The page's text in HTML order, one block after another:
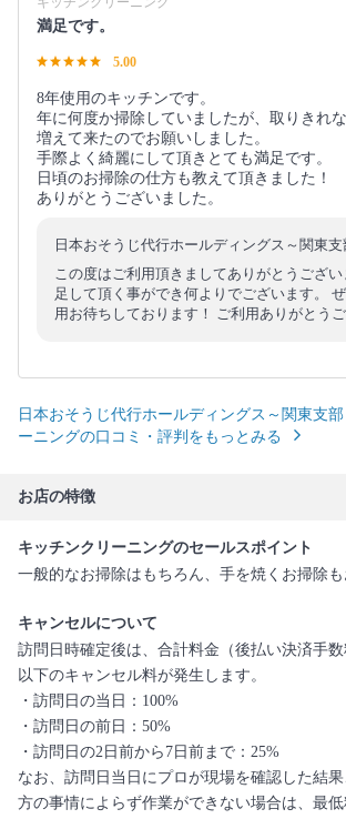
満足です。
5.00
8年使用のキッチンです。
年に何度か掃除していましたが、取りきれ
増えて来たのでお願いしました。
手際よく綺麗にして頂きとても満足です。
日頃のお掃除の仕方も教えて頂きました！
ありがとうございました。
日本おそうじ代行ホールディングス～関東
この度はご利用頂きましてありがとうござ
足して頂く事ができ何よりでございます。
用お待ちしております！ ご利用ありがとうご
日本おそうじ代行ホールディングス～関東支
ーニングの口コミ・評判をもっとみる
お店の特徴
キッチンクリーニングのセールスポイント
一般的なお掃除はもちろん、手を焼くお掃除も
キャンセルについて
訪問日時確定後は、合計料金（後払い決済手
以下のキャンセル料が発生します。
・訪問日の当日：100%
・訪問日の前日：50%
・訪問日の2日前から7日前まで：25%
なお、訪問日当日にプロが現場を確認した結
方の事情によらず作業ができない場合は、最